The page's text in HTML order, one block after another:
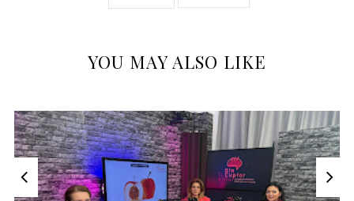
YOU MAY ALSO LIKE